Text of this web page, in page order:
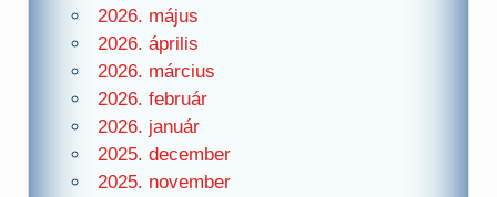
2026. május
2026. április
2026. március
2026. február
2026. január
2025. december
2025. november